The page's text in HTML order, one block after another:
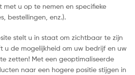
u op te nemen en specifieke
bestellingen, enz.).
stelt u in staat om zichtbaar te zijn
u de mogelijkheid om uw bedrijf en uw
zetten! Met een geoptimaliseerde
naar een hogere positie stijgen in